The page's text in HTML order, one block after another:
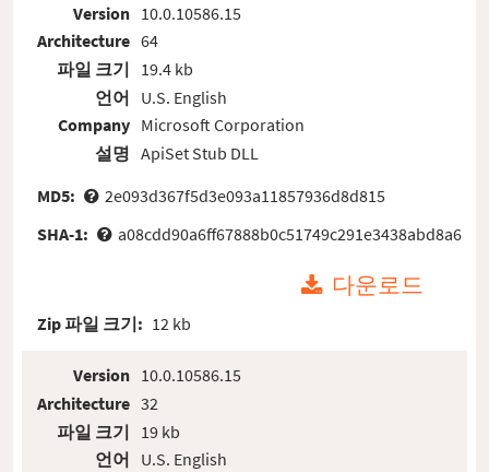
Version
Architecture
파일 크기
언어
Company
설명
10.0.10586.15
64
19.4 kb
U.S. English
Microsoft Corporation
ApiSet Stub DLL
MD5:
2e093d367f5d3e093a11857936d8d815
SHA-1:
a08cdd90a6ff67888b0c51749c291e3438abd8a6
다운로드
Zip 파일 크기: 12 kb
Version
Architecture
파일 크기
언어
10.0.10586.15
32
19 kb
U.S. English